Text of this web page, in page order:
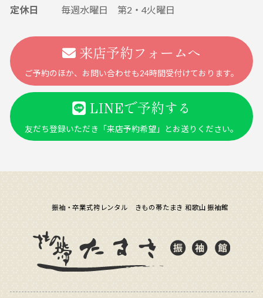
定休日
毎週水曜日 第2・4火曜日
来店予約フォームへ
ご予約のほか、お問い合わせも24時間受付けております。
LINEで予約する
友だち登録いただき「来店予約希望」とお送りください。
振袖・卒業式袴レンタル きもの帯たまき 和歌山 振袖館